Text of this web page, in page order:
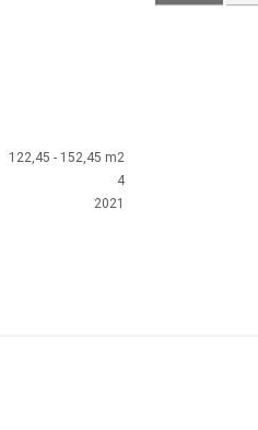
122,45 - 152,45 m2
4
2021